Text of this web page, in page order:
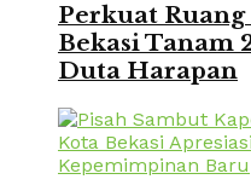
Perkuat
Bekasi Tanam
Duta Harapan